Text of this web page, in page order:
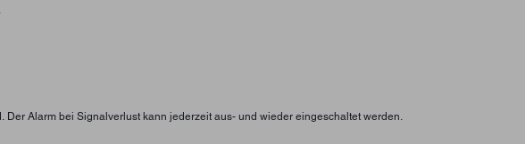
Alarm bei Signalverlust kann jederzeit aus- und wieder eingeschaltet werden.